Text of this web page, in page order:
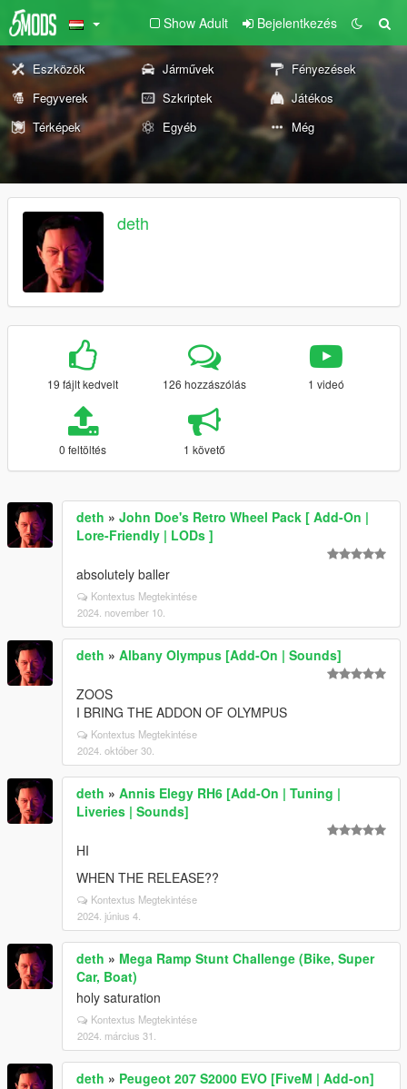
Show Adult Bejelentkezés
Eszközök Járművek
Fényezések
Fegyverek
Szkriptek
Játékos
Térképek
Egyéb Még
deth
19 fájlt kedvelt 126 hozzászólás 1 videó
0 feltöltés 1 követő
deth » John Doe's Retro Wheel Pack [ Add-On |
Lore-Friendly | LODs ]
absolutely baller
Kontextus Megtekintése
2024. november 10.
deth » Albany Olympus [Add-On | Sounds]
ZOOS
I BRING THE ADDON OF OLYMPUS
Kontextus Megtekintése
2024. október 30.
deth » Annis Elegy RH6 [Add-On | Tuning |
Liveries | Sounds]
HI
WHEN THE RELEASE??
Kontextus Megtekintése
2024. június 4.
deth » Mega Ramp Stunt Challenge (Bike, Super
Car, Boat)
holy saturation
Kontextus Megtekintése
2024. március 31.
deth » Peugeot 207 S2000 EVO [FiveM | Add-on]